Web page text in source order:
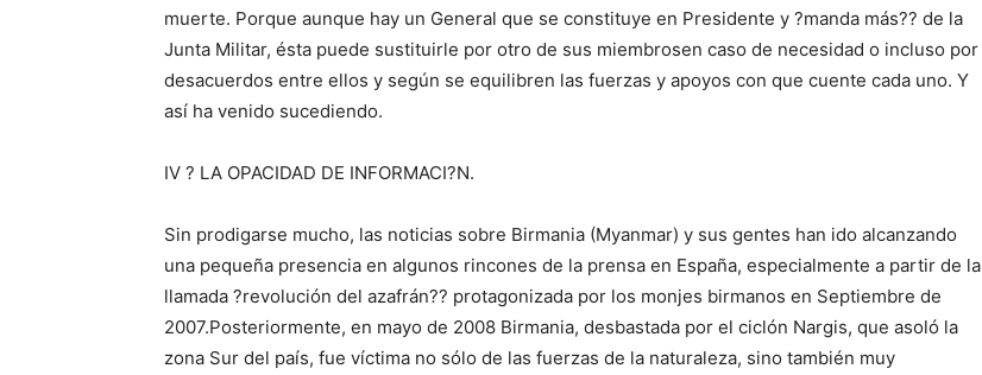
muerte. Porque aunque hay un General que se constituye en Presidente y ?manda más?? de la
Junta Militar, ésta puede sustituirle por otro de sus miembrosen caso de necesidad o incluso por
desacuerdos entre ellos y según se equilibren las fuerzas y apoyos con que cuente cada uno. Y
así ha venido sucediendo.
IV ? LA OPACIDAD DE INFORMACI?N.
Sin prodigarse mucho, las noticias sobre Birmania (Myanmar) y sus gentes han ido alcanzando
una pequeña presencia en algunos rincones de la prensa en España, especialmente a partir de la
llamada ?revolución del azafrán?? protagonizada por los monjes birmanos en Septiembre de
2007.Posteriormente, en mayo de 2008 Birmania, desbastada por el ciclón Nargis, que asoló la
zona Sur del país, fue víctima no sólo de las fuerzas de la naturaleza, sino también muy